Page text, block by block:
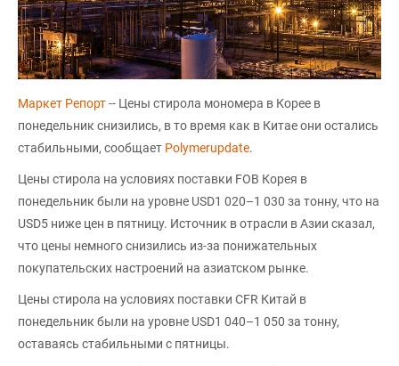
Маркет Репорт-- Цены стирола мономера в Корее в
понедельник снизились, в то время как в Китае они остались
стабильными, сообщает Polymerupdate.
Цены стирола на условиях поставки FOB Корея в
понедельник были на уровне USD1 020–1 030 за тонну, что на
USD5 ниже цен в пятницу. Источник в отрасли в Азии сказал,
что цены немного снизились из-за понижательных
покупательских настроений на азиатском рынке.
Цены стирола на условиях поставки CFR Китай в
понедельник были на уровне USD1 040–1 050 за тонну,
оставаясь стабильными с пятницы.